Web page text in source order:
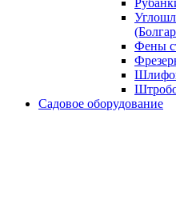
Фены
Садовое оборудование